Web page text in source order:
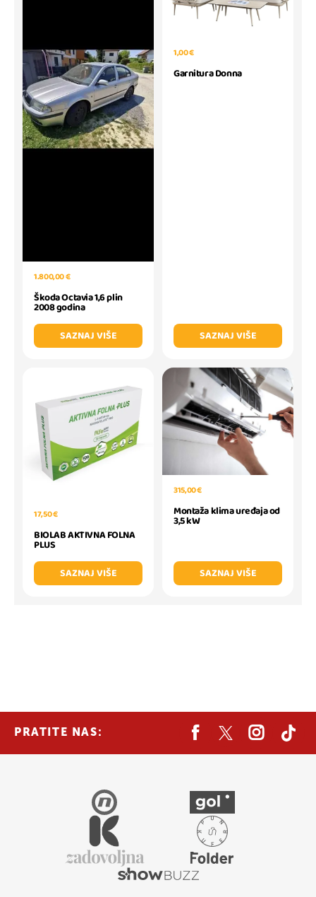
1.800,00 €
Škoda Octavia 1,6 plin
2008 godina
SAZNAJ VIŠE
1,00 €
Garnitura Donna
SAZNAJ VIŠE
17,50 €
BIOLAB AKTIVNA FOLNA
PLUS
SAZNAJ VIŠE
315,00 €
Montaža klima uređaja od
3,5 kW
SAZNAJ VIŠE
PRATITE NAS: